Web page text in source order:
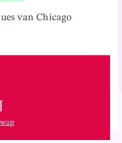
van Chicago